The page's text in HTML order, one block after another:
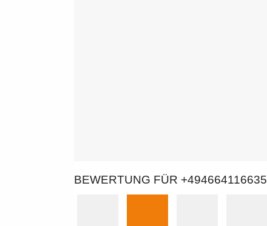
BEWERTUNG FÜR +494664116635